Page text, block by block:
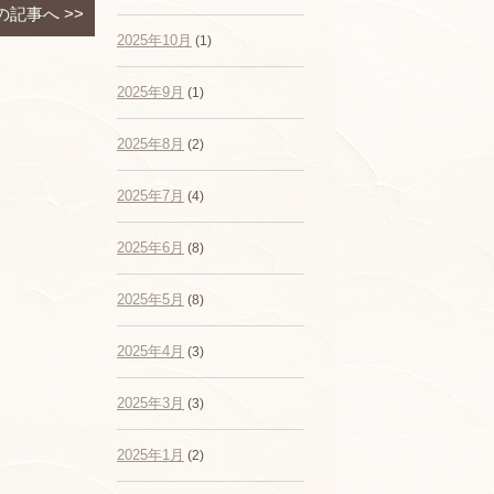
記事へ >>
2025年10月 (1)
2025年9月 (1)
2025年8月 (2)
2025年7月 (4)
2025年6月 (8)
2025年5月 (8)
2025年4月 (3)
2025年3月 (3)
2025年1月 (2)